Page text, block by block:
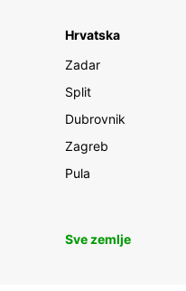
Hrvatska
Zadar
Split
Dubrovnik
Zagreb
Pula
Sve zemlje